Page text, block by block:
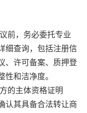
前，务必委托专业
细查询，包括注册信
、许可备案、质押登
性和洁净度。
的主体资格证明
认其具备合法转让商